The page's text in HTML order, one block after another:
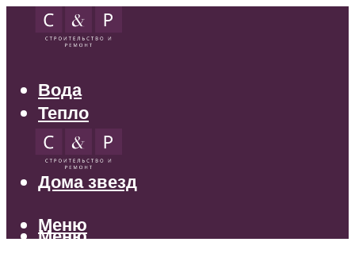
Вода
Тепло
Электрика
Свет
Дома звезд
Меню
Меню